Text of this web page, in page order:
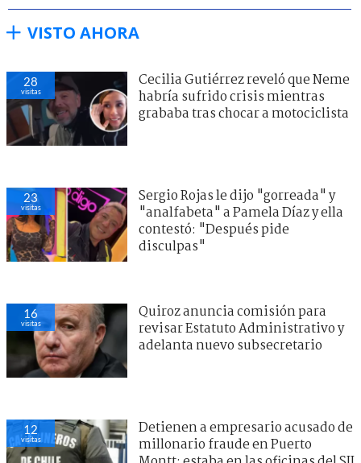
VISTO AHORA
28
visitas
Cecilia Gutiérrez reveló que Neme
habría sufrido crisis mientras
grababa tras chocar a motociclista
23
visitas
Sergio Rojas le dijo "gorreada" y
"analfabeta" a Pamela Díaz y ella
contestó: "Después pide
disculpas"
16
visitas
Quiroz anuncia comisión para
revisar Estatuto Administrativo y
adelanta nuevo subsecretario
12
visitas
Detienen a empresario acusado de
millonario fraude en Puerto